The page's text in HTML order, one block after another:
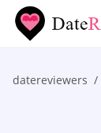
datereviewers